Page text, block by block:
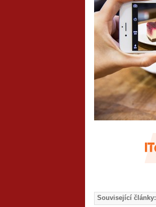
Související články: